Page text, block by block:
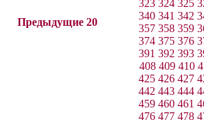
Предыдущие 20
323 324 325
340 341 342
357 358 359
374 375 376
391 392 393
408 409 410
425 426 427
442 443 444
459 460 461
476 477 478